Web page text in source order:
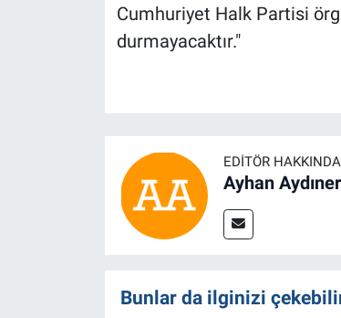
Cumhuriyet Halk Partisi
durmayacaktır."
EDITÖR HAKKINDA
Ayhan Aydıner
Bunlar da ilginizi